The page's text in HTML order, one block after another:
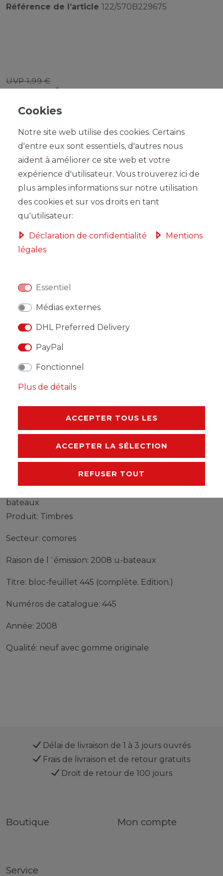
Référence de l’article 122/570B229675
UVP 1,99 €
1,79 EUR*
Contenu1
DANS LE PANIER
* avec TVA horsFrais de livraison
AUTRES DÉTAILS
RESPONSABLE DE L'UE
FABRICANT
Timbres comores bloc-feuillet 445 (complète.
Edition.) neuf avec gomme originale 2008 u-
bateaux
Produit: Timbres
Secteur: comores
Raison de l´émission: 2008 u-bateaux
Titre: bloc-feuillet 445 (complète. Edition.)
Numéros de catalogue: 445
Année: 2008
Qualité: neuf avec gomme originale
Délai de livraison de 1 à 3 jours ouvrés
Frais de livraison et de retour gratuits
Droit de retour de 100 jours
Boutique Mon compte
Service
Cookies
Notre site web utilise des cookies. Certains
d'entre eux sont essentiels, d'autres nous
aident à améliorer ce site web et votre
expérience d'utilisateur. Vous trouverez ici de
plus amples informations sur notre utilisation
des cookies et sur vos droits en tant
qu'utilisateur:
Déclaration de confidentialité
Mentions
légales
Essentiel
Médias externes
DHL Preferred Delivery
PayPal
Fonctionnel
Plus de détails
ACCEPTER TOUS LES
ACCEPTER LA SÉLECTION
REFUSER TOUT